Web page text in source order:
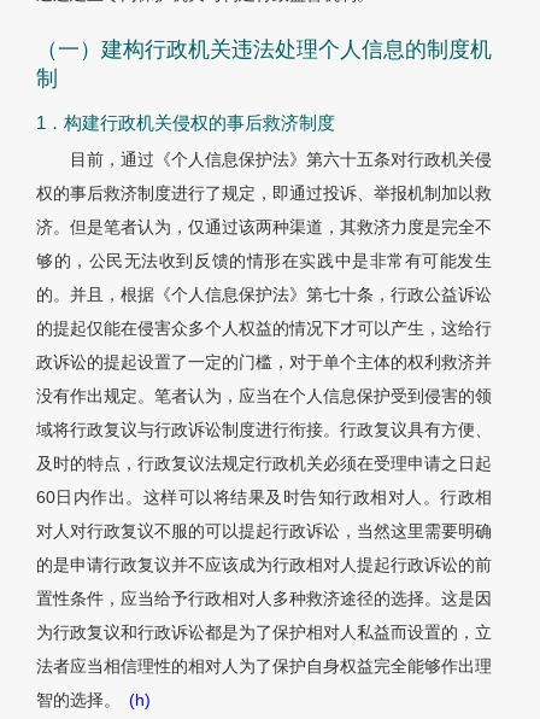
（一）建构行政机关违法处理个人信息的制度机
制
1．构建行政机关侵权的事后救济制度
目前，通过《个人信息保护法》第六十五条对行政机关侵
权的事后救济制度进行了规定，即通过投诉、举报机制加以救
济。但是笔者认为，仅通过该两种渠道，其救济力度是完全不
够的，公民无法收到反馈的情形在实践中是非常有可能发生
的。并且，根据《个人信息保护法》第七十条，行政公益诉讼
的提起仅能在侵害众多个人权益的情况下才可以产生，这给行
政诉讼的提起设置了一定的门槛，对于单个主体的权利救济并
没有作出规定。笔者认为，应当在个人信息保护受到侵害的领
域将行政复议与行政诉讼制度进行衔接。行政复议具有方便、
及时的特点，行政复议法规定行政机关必须在受理申请之日起
60日内作出。这样可以将结果及时告知行政相对人。行政相
对人对行政复议不服的可以提起行政诉讼，当然这里需要明确
的是申请行政复议并不应该成为行政相对人提起行政诉讼的前
置性条件，应当给予行政相对人多种救济途径的选择。这是因
为行政复议和行政诉讼都是为了保护相对人私益而设置的，立
法者应当相信理性的相对人为了保护自身权益完全能够作出理
智的选择。
(h)